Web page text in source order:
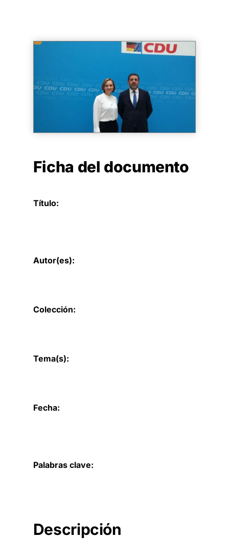
Ficha del documento
Título:
Autor(es):
Colección:
Tema(s):
Fecha:
Palabras clave:
Descripción